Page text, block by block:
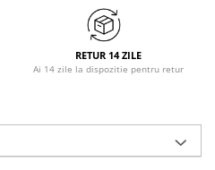
RETUR 14 ZILE
Ai 14 zile la dispozitie pentru retur